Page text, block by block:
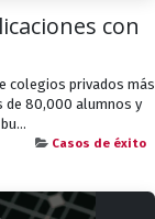
con
colegios privados más
de 80,000 alumnos y
Casos de éxito